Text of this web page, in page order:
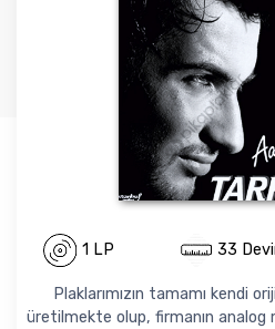
1 LP 33
Plaklarımızın tamamı kendi
üretilmekte olup, firmanın analog